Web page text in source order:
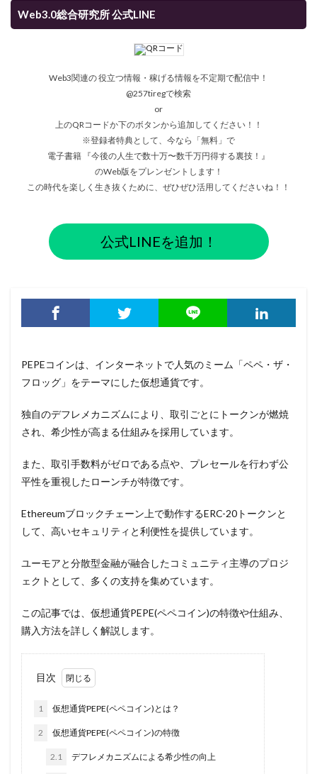
Web3.0総合研究所 公式LINE
Web3関連の 役立つ情報・稼げる情報を不定期で配信中！
@257tiregで検索
or
上のQRコードか下のボタンから追加してください！！
※登録者特典として、今なら「無料」で
電子書籍 『今後の人生で数十万〜数千万円得する裏技！』
のWeb版をプレンゼントします！
この時代を楽しく生き抜くために、ぜひぜひ活用してくださいね！！
公式LINEを追加！
PEPEコインは、インターネットで人気のミーム「ペペ・ザ・
フロッグ」をテーマにした仮想通貨です。
独自のデフレメカニズムにより、取引ごとにトークンが燃焼
され、希少性が高まる仕組みを採用しています。
また、取引手数料がゼロである点や、プレセールを行わず公
平性を重視したローンチが特徴です。
Ethereumブロックチェーン上で動作するERC-20トークンと
して、高いセキュリティと利便性を提供しています。
ユーモアと分散型金融が融合したコミュニティ主導のプロジ
ェクトとして、多くの支持を集めています。
この記事では、仮想通貨PEPE(ペペコイン)の特徴や仕組み、
購入方法を詳しく解説します。
目次
1 仮想通貨PEPE(ペペコイン)とは？
2 仮想通貨PEPE(ペペコイン)の特徴
2.1 デフレメカニズムによる希少性の向上